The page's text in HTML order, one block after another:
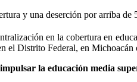
y una deserción por arriba
en la cobertura en
el Distrito Federal, en
la educación media